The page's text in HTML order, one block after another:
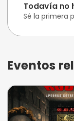
Todavía no
Sé la primera
Eventos